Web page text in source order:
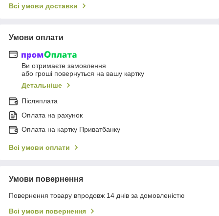
Всі умови доставки
Умови оплати
Ви отримаєте замовлення
або гроші повернуться на вашу картку
Детальніше
Післяплата
Оплата на рахунок
Оплата на картку Приватбанку
Всі умови оплати
Умови повернення
Повернення товару впродовж 14 днів за домовленістю
Всі умови повернення